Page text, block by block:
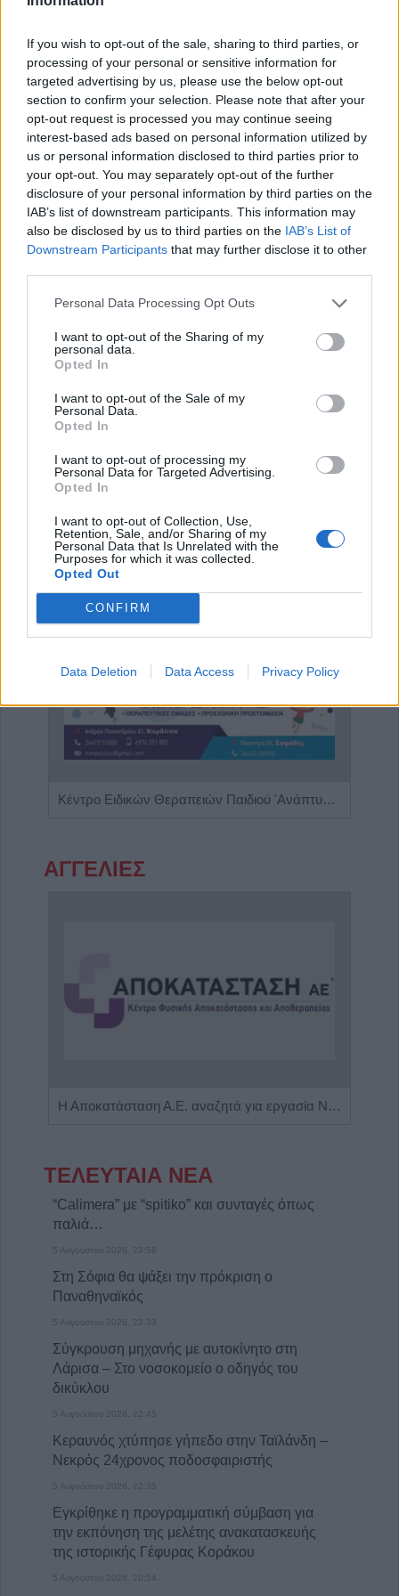
If you wish to opt-out of the sale, sharing to third parties, or
processing of your personal or sensitive information for
targeted advertising by us, please use the below opt-out
section to confirm your selection. Please note that after your
opt-out request is processed you may continue seeing
interest-based ads based on personal information utilized by
us or personal information disclosed to third parties prior to
your opt-out. You may separately opt-out of the further
disclosure of your personal information by third parties on the
IAB’s list of downstream participants. This information may
also be disclosed by us to third parties on the IAB’s List of
Downstream Participants that may further disclose it to other
Personal Data Processing Opt Outs
I want to opt-out of the Sharing of my
personal data.
Opted In
I want to opt-out of the Sale of my
Personal Data.
Opted In
I want to opt-out of processing my
Personal Data for Targeted Advertising.
Opted In
I want to opt-out of Collection, Use,
Retention, Sale, and/or Sharing of my
Personal Data that Is Unrelated with the
Purposes for which it was collected.
Opted Out
CONFIRM
Data Deletion Data Access Privacy Policy
Η Ε.Ο.Α.Σ.Κ. καταδικάζει τη σύλληψη του προέδρου
του Εργατικού Κέντρου Λάρισας
5 Αυγούστου 2026, 19:42
Τα προσωρινά αποτελέσματα για τις 116
προσλήψεις ατόμων στην καθαριότητα των
σχολικών μονάδων του Δήμου Καρδίτσας
5 Αυγούστου 2026, 14:21
ΕΠΑΓΓΕΛΜΑΤΙΕΣ ΥΓΕΙΑΣ
Κέντρο Ειδικών Θεραπειών Παιδιού 'Ανάπτυξη 'Λόγου'
ΑΓΓΕΛΙΕΣ
Η Αποκατάσταση Α.Ε. αναζητά για εργασία Νοσηλευτές και Βοηθούς Νοσηλευτές
ΤΕΛΕΥΤΑΙΑ ΝΕΑ
“Calimera” με “spitiko” και συνταγές όπως
παλιά…
5 Αυγούστου 2026, 23:58
Στη Σόφια θα ψάξει την πρόκριση ο
Παναθηναϊκός
5 Αυγούστου 2026, 23:33
Σύγκρουση μηχανής με αυτοκίνητο στη
Λάρισα – Στο νοσοκομείο ο οδηγός του
δικύκλου
5 Αυγούστου 2026, 22:45
Κεραυνός χτύπησε γήπεδο στην Ταϊλάνδη –
Νεκρός 24χρονος ποδοσφαιριστής
5 Αυγούστου 2026, 22:35
Εγκρίθηκε η προγραμματική σύμβαση για
την εκπόνηση της μελέτης ανακατασκευής
της ιστορικής Γέφυρας Κοράκου
5 Αυγούστου 2026, 20:54